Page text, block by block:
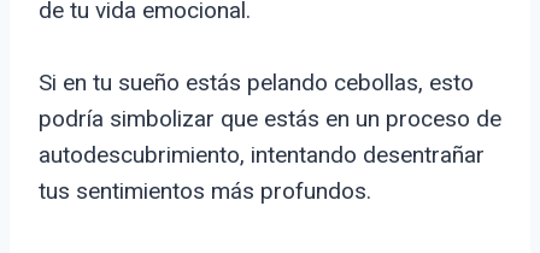
de tu vida emocional.
Si en tu sueño estás pelando cebollas, esto
podría simbolizar que estás en un proceso de
autodescubrimiento, intentando desentrañar
tus sentimientos más profundos.